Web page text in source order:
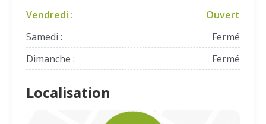
Vendredi :
Ouvert
Samedi :
Fermé
Dimanche :
Fermé
Localisation